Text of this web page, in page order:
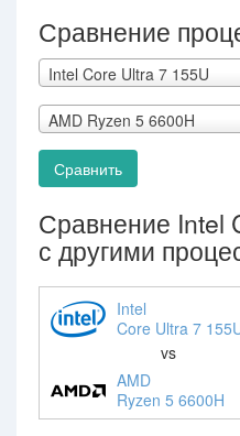
Сравнение
Intel Core Ultra 7 155U
AMD Ryzen 5 6600H
Сравнить
Сравнение Intel
с другими
Intel
Core Ultra 7
vs
AMD
Ryzen 5 6600H